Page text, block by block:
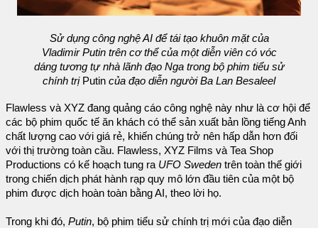
Sử dụng công nghệ AI để tái tạo khuôn mặt của
Vladimir Putin trên cơ thể của một diễn viên có vóc
dáng tương tự nhà lãnh đạo Nga trong bộ phim tiểu sử
chính trịPutin của đạo diễn người Ba Lan Besaleel
Flawless và XYZ đang quảng cáo công nghệ này như là cơ hội để
các bộ phim quốc tế ăn khách có thể sản xuất bản lồng tiếng Anh
chất lượng cao với giá rẻ, khiến chúng trở nên hấp dẫn hơn đối
với thị trường toàn cầu. Flawless, XYZ Films và Tea Shop
Productions có kế hoạch tung ra UFO Sweden trên toàn thế giới
trong chiến dịch phát hành rạp quy mô lớn đầu tiên của một bộ
phim được dịch hoàn toàn bằng AI, theo lời họ.
Trong khi đó, Putin, bộ phim tiểu sử chính trị mới của đạo diễn